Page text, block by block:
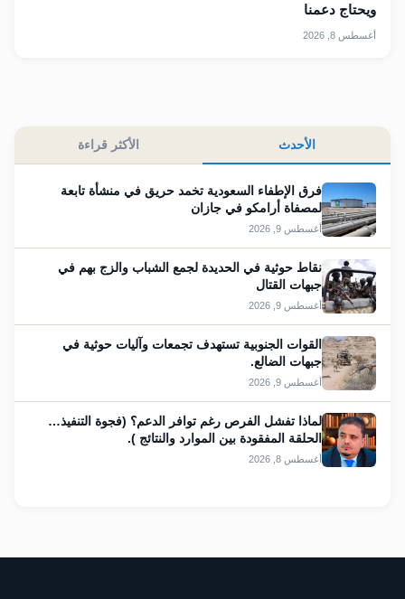
ويحتاج دعمنا
أغسطس 8, 2026
الأحدث الأكثر قراءة
فرق الإطفاء السعودية تخمد حريق في منشأة تابعة
لمصفاة أرامكو في جازان
أغسطس 9, 2026
نقاط حوثية في الحديدة لجمع الشباب والزج بهم في
جبهات القتال
أغسطس 9, 2026
القوات الجنوبية تستهدف تجمعات وآليات حوثية في
جبهات الضالع.
أغسطس 9, 2026
لماذا تفشل الفرص رغم توافر الدعم؟ (فجوة التنفيذ…
الحلقة المفقودة بين الموارد والنتائج ).
أغسطس 8, 2026